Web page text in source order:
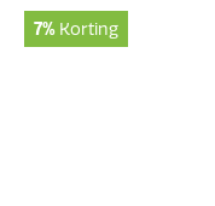
7% Korting